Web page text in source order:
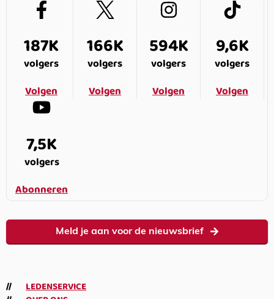
187K
volgers
Volgen
166K
volgers
Volgen
594K
volgers
Volgen
9,6K
volgers
Volgen
7,5K
volgers
Abonneren
Meld je aan voor de nieuwsbrief
LEDENSERVICE